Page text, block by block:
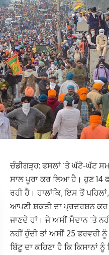
ਚੰਡੀਗੜ੍ਹ: ਫਸਲਾਂ ‘ਤੇ ਘੱਟੋ-ਘੱਟ
ਸਾਲ ਪੂਰਾ ਕਰ ਲਿਆ ਹੈ। ਹੁਣ 14
ਰਹੀ ਹੈ। ਹਾਲਾਂਕਿ, ਇਸ ਤੋਂ
ਆਪਣੀ ਸ਼ਕਤੀ ਦਾ ਪ੍ਰਦਰਸ਼ਨ ਕਰ
ਜਾਣਦੇ ਹਾਂ। ਜੇ ਅਸੀਂ ਮੈਦਾਨ ‘ਤੇ
ਨਹੀਂ ਹੁੰਦੀ ਤਾਂ ਅਸੀਂ 25 ਫਰਵਰੀ
ਬਿੱਟੂ ਦਾ ਕਹਿਣਾ ਹੈ ਕਿ ਕਿਸਾਨਾਂ